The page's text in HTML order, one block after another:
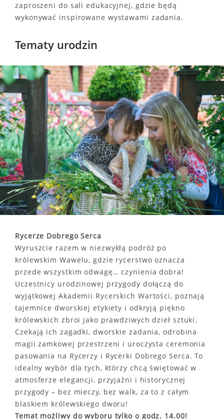
zaproszeni do sali edukacyjnej, gdzie będą
wykonywać inspirowane wystawami zadania.
Tematy urodzin
Rycerze Dobrego Serca
Wyruszcie razem w niezwykłą podróż po
królewskim Wawelu, gdzie rycerstwo oznacza
przede wszystkim odwagę… czynienia dobra!
Uczestnicy urodzinowej przygody dołączą do
wyjątkowej Akademii Rycerskich Wartości, poznają
tajemnice dworskiej etykiety i odkryją piękno
królewskich zbroi jako prawdziwych dzieł sztuki.
Czekają ich zagadki, dworskie zadania, odrobina
magii zamkowej przestrzeni i uroczysta ceremonia
pasowania na Rycerzy i Rycerki Dobrego Serca. To
idealny wybór dla tych, którzy chcą świętować w
atmosferze elegancji, przyjaźni i historycznej
przygody – bez mieczy, bez walk, za to z całym
blaskiem królewskiego dworu!
Temat możliwy do wyboru tylko o godz. 14.00!